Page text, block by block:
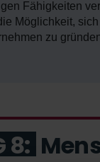
Fähigkeiten
Möglichkeit,
zu
8: